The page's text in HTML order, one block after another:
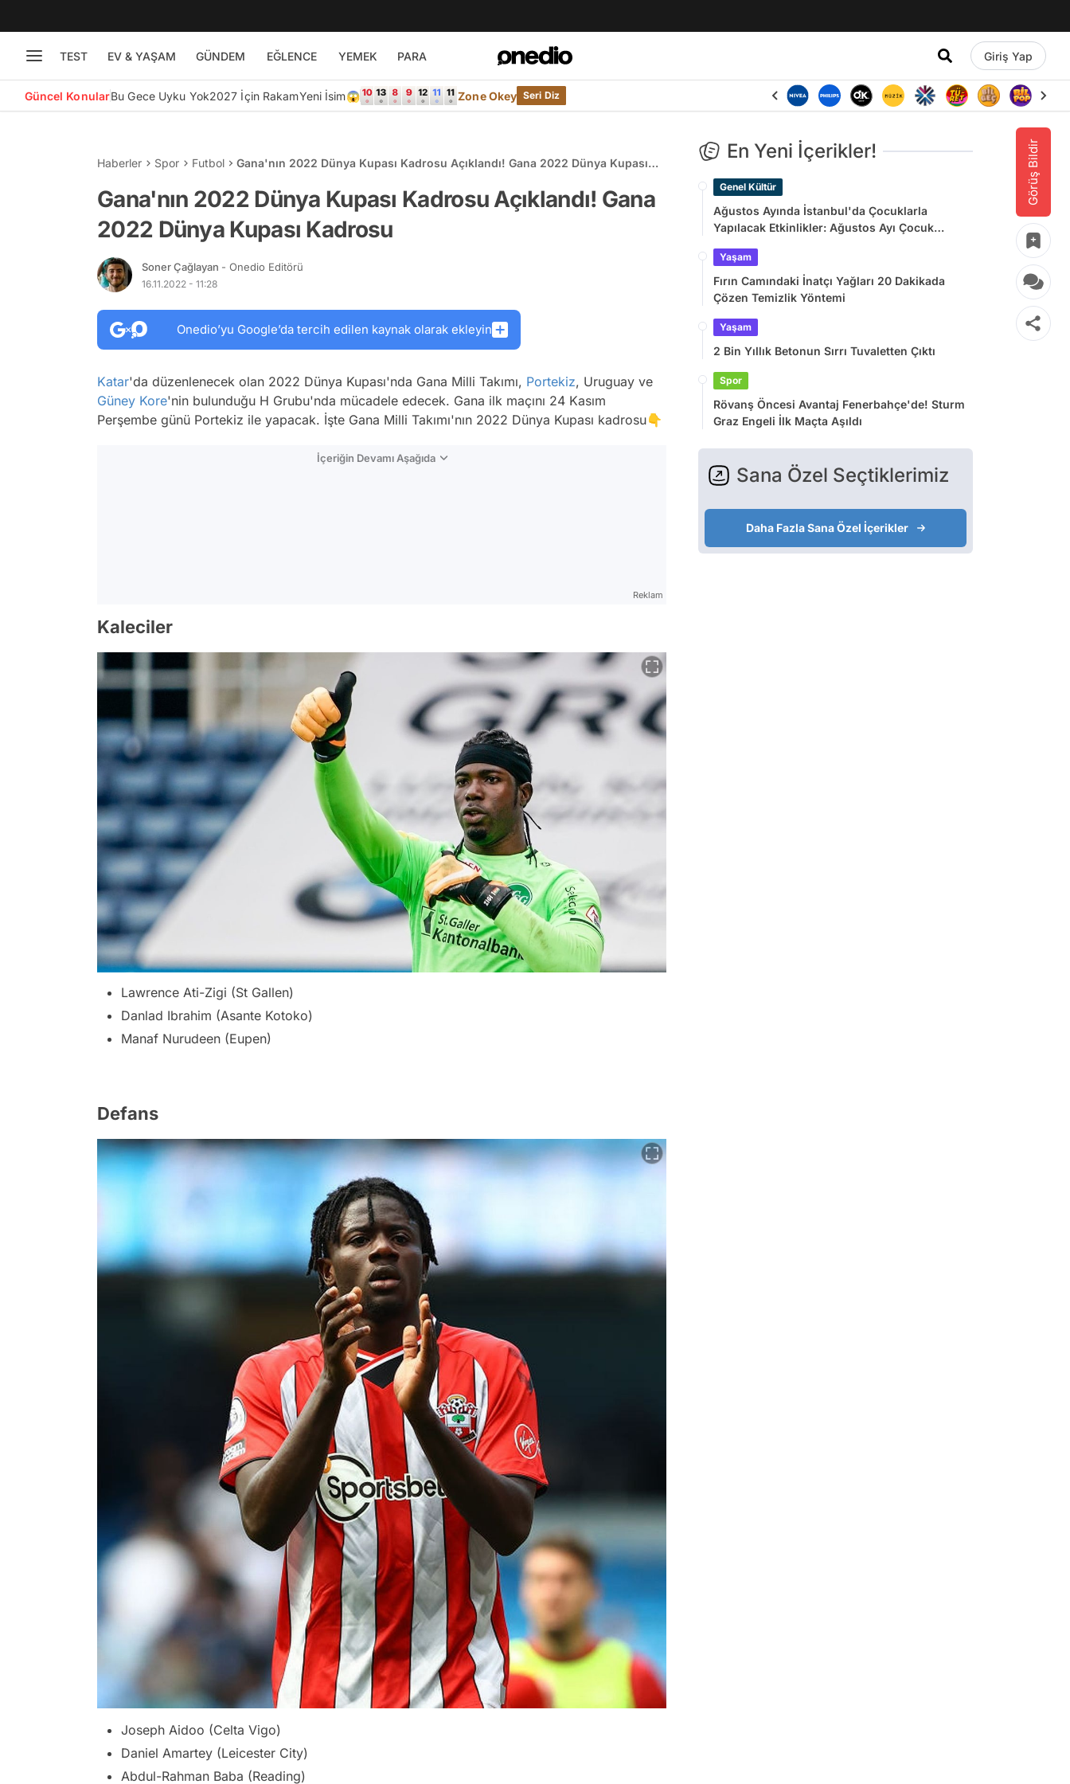
TEST EV & YAŞAM GÜNDEM EĞLENCE YEMEK PARA Giriş Yap
Güncel KonularBu Gece Uyku Yok2027 İçin RakamYeni İsim😱 Zone Okey Seri Diz
Görüş Bildir
Haberler Spor Futbol
Gana'nın 2022 Dünya Kupası Kadrosu Açıklandı! Gana 2022 Dünya Kupası
Gana'nın 2022 Dünya Kupası Kadrosu Açıklandı! Gana
2022 Dünya Kupası Kadrosu
Soner Çağlayan - Onedio Editörü
16.11.2022 - 11:28
Onedio’yu Google’da tercih edilen kaynak olarak ekleyin
Katar'da düzenlenecek olan 2022 Dünya Kupası'nda Gana Milli Takımı, Portekiz, Uruguay ve
Güney Kore'nin bulunduğu H Grubu'nda mücadele edecek. Gana ilk maçını 24 Kasım
Perşembe günü Portekiz ile yapacak. İşte Gana Milli Takımı'nın 2022 Dünya Kupası kadrosu👇
İçeriğin Devamı Aşağıda
Reklam
Kaleciler
Lawrence Ati-Zigi (St Gallen)
Danlad Ibrahim (Asante Kotoko)
Manaf Nurudeen (Eupen)
Defans
Joseph Aidoo (Celta Vigo)
Daniel Amartey (Leicester City)
Abdul-Rahman Baba (Reading)
En Yeni İçerikler!
Genel Kültür
Ağustos Ayında İstanbul'da Çocuklarla
Yapılacak Etkinlikler: Ağustos Ayı Çocuk
Yaşam
Fırın Camındaki İnatçı Yağları 20 Dakikada
Çözen Temizlik Yöntemi
Yaşam
2 Bin Yıllık Betonun Sırrı Tuvaletten Çıktı
Spor
Rövanş Öncesi Avantaj Fenerbahçe'de! Sturm
Graz Engeli İlk Maçta Aşıldı
Sana Özel Seçtiklerimiz
Daha Fazla Sana Özel İçerikler